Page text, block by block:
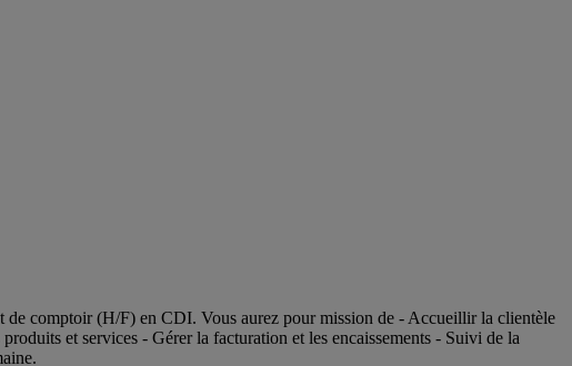
de comptoir (H/F) en CDI. Vous aurez pour mission de - Accueillir la clientèle
et services - Gérer la facturation et les encaissements - Suivi de la